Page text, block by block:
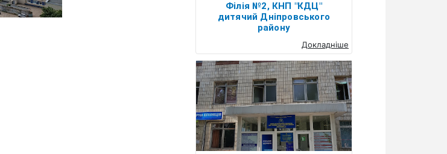
Філія №2, КНП "КДЦ"
дитячий Дніпровського
району
Докладніше